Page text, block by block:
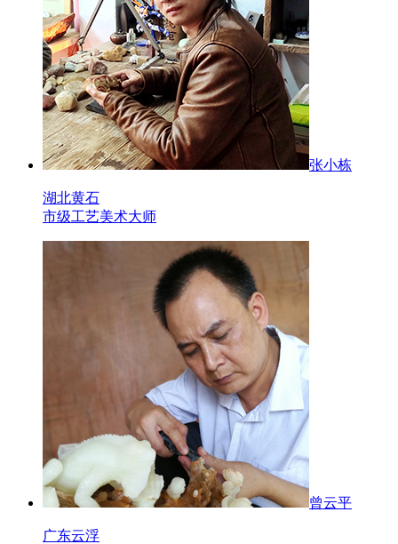
张小栋
湖北黄石
市级工艺美术大师
曾云平
广东云浮